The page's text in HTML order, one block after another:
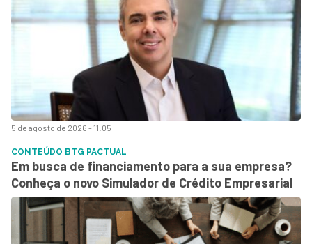
5 de agosto de 2026 - 11:05
CONTEÚDO BTG PACTUAL
Em busca de financiamento para a sua empresa?
Conheça o novo Simulador de Crédito Empresarial